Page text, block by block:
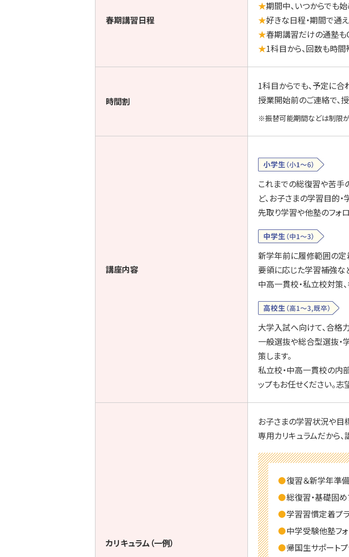
春期講習日程
★期間中、いつからでも
★好きな日程・期間で通
★春期講習だけの通塾も
★1科目から、回数も時
時間割
1科目からでも、予定に合
授業開始前のご連絡で、
※振替可能期間などは制限が
講座内容
これまでの総復習や苦手
ど、お子さまの学習目的
先取り学習や他塾のフォ
新学年前に履修範囲の定
要領に応じた学習補強な
中高一貫校・私立校対策
大学入試へ向けて、合格
一般選抜や総合型選抜・
策します。
私立校・中高一貫校の内
ップもお任せください。
カリキュラム（一例）
お子さまの学習状況や目
専用カリキュラムだから
復習＆新学年準
総復習・基礎固
学習習慣定着プ
中学受験他塾フ
帰国生サポート